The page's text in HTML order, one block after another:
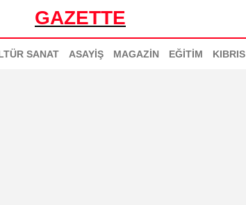
GAZETTE
SANAT ASAYİŞ MAGAZİN EĞİTİM KIBRIS